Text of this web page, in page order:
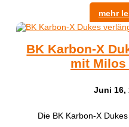
mehr
BK Karbon-X
mit Milos
Juni 16,
Die BK Karbon-X